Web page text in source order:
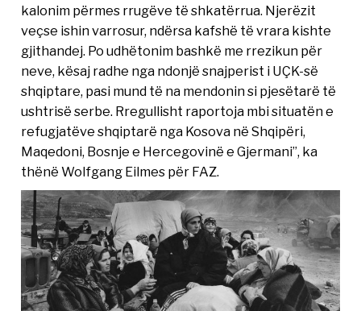
kalonim përmes rrugëve të shkatërrua. Njerëzit
veçse ishin varrosur, ndërsa kafshë të vrara kishte
gjithandej. Po udhëtonim bashkë me rrezikun për
neve, kësaj radhe nga ndonjë snajperist i UÇK-së
shqiptare, pasi mund të na mendonin si pjesëtarë të
ushtrisë serbe. Rregullisht raportoja mbi situatën e
refugjatëve shqiptarë nga Kosova në Shqipëri,
Maqedoni, Bosnje e Hercegovinë e Gjermani”, ka
thënë Wolfgang Eilmes për FAZ.